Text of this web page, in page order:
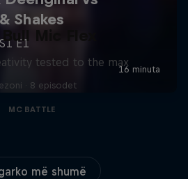
Bull Mic Flex
tested to the max
· 8 episodet
MC BATTLE
më shumë